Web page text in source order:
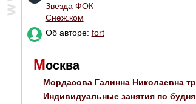
Звезда ФОК
Снеж.ком
Об авторе: fort
Москва
Мордасова Галинна Николаевна
Индивидуальные занятия по